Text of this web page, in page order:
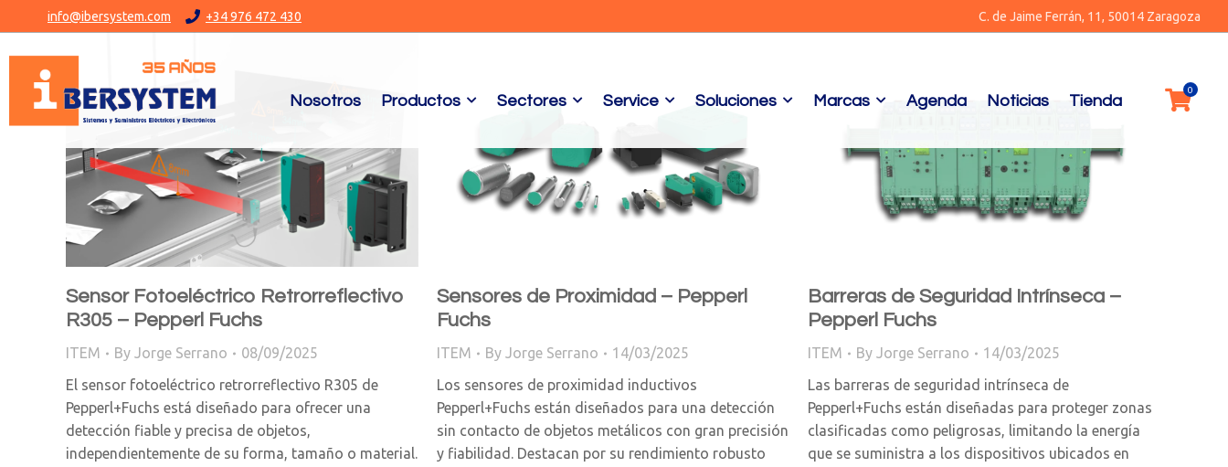
info@ibersystem.com +34 976 472 430 C. de Jaime Ferrán, 11, 50014 Zaragoza
Nosotros Productos Sectores Service Soluciones Marcas Agenda Noticias Tienda
Sensor Fotoeléctrico Retrorreflectivo
R305 – Pepperl Fuchs
ITEM By Jorge Serrano
08/09/2025
El sensor fotoeléctrico retrorreflectivo R305 de
Pepperl+Fuchs está diseñado para ofrecer una
detección fiable y precisa de objetos,
independientemente de su forma, tamaño o material.
Sensores de Proximidad – Pepperl
Fuchs
ITEM By Jorge Serrano
14/03/2025
Los sensores de proximidad inductivos
Pepperl+Fuchs están diseñados para una detección
sin contacto de objetos metálicos con gran precisión
y fiabilidad. Destacan por su rendimiento robusto
Barreras de Seguridad Intrínseca –
Pepperl Fuchs
ITEM By Jorge Serrano
14/03/2025
Las barreras de seguridad intrínseca de
Pepperl+Fuchs están diseñadas para proteger zonas
clasificadas como peligrosas, limitando la energía
que se suministra a los dispositivos ubicados en